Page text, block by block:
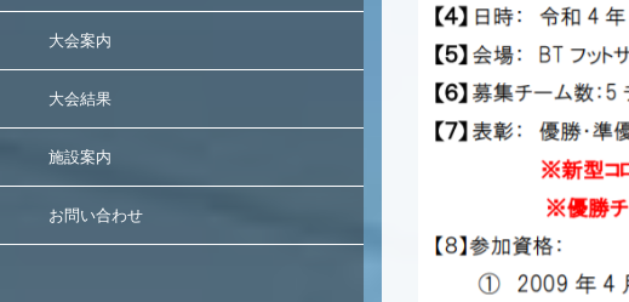
大会案内
大会結果
施設案内
お問い合わせ